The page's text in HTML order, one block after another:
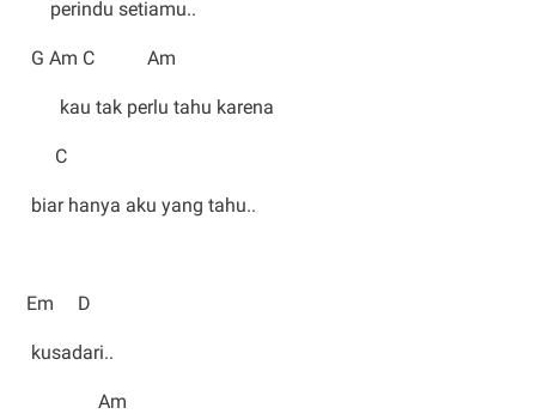
perindu setiamu..
G Am C Am
kau tak perlu tahu karena
C
biar hanya aku yang tahu..
Em D
kusadari..
Am